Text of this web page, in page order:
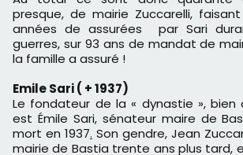
presque, de mairie Zuccarelli,
années de assurées par Sari
guerres, sur 93 ans de mandat de
la famille a assuré !
Emile Sari ( + 1937)
Le fondateur de la « dynastie », bien
est Émile Sari, sénateur maire de
mort en 1937. Son gendre, Jean
mairie de Bastia trente ans plus tard,